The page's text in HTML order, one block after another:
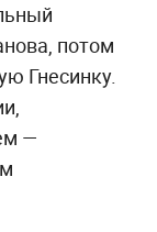
потом
Гнесинку.
—